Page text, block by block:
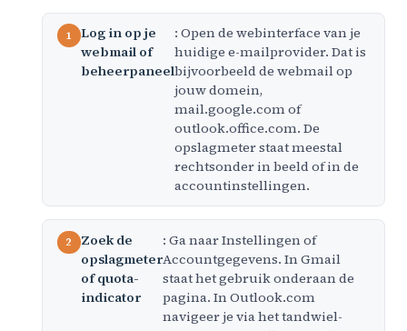
Log in op je
webmail of
beheerpaneel
: Open de webinterface van je
huidige e-mailprovider. Dat is
bijvoorbeeld de webmail op
jouw domein,
mail.google.com of
outlook.office.com. De
opslagmeter staat meestal
rechtsonder in beeld of in de
accountinstellingen.
Zoek de
opslagmeter
of quota-
indicator
: Ga naar Instellingen of
Accountgegevens. In Gmail
staat het gebruik onderaan de
pagina. In Outlook.com
navigeer je via het tandwiel-